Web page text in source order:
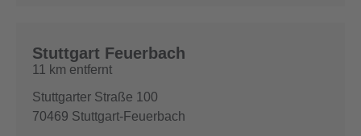
Stuttgart Feuerbach
11 km entfernt
Stuttgarter Straße 100
70469 Stuttgart-Feuerbach